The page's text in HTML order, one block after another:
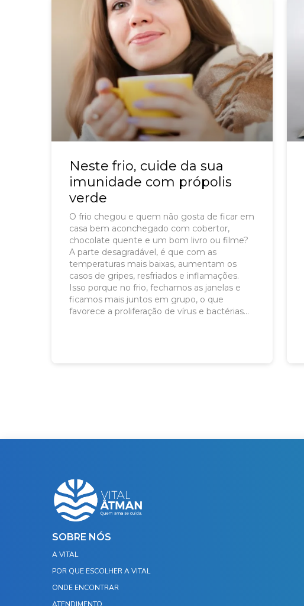
Neste frio, cuide da sua
imunidade com própolis
verde
O frio chegou e quem não gosta de ficar em
casa bem aconchegado com cobertor,
chocolate quente e um bom livro ou filme?
A parte desagradável, é que com as
temperaturas mais baixas, aumentam os
casos de gripes, resfriados e inflamações.
Isso porque no frio, fechamos as janelas e
ficamos mais juntos em grupo, o que
favorece a proliferação de vírus e bactérias
SOBRE NÓS
A VITAL
POR QUE ESCOLHER A VITAL
ONDE ENCONTRAR